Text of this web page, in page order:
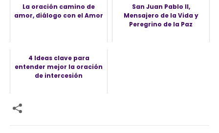
La oración camino de
amor, diálogo con el Amor
San Juan Pablo II,
Mensajero de la Vida y
Peregrino de la Paz
4 Ideas clave para
entender mejor la oración
de intercesión